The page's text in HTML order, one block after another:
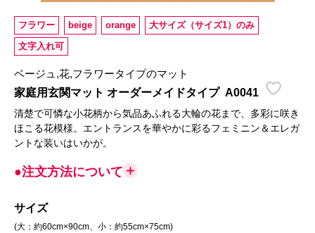
フラワー beige orange
大サイズ（サイズ1）のみ
文字入れ可
ベージュ,花,フラワータイプのマット
家庭用玄関マット オーダーメイドタイプ A0041
清楚で可憐な小花柄から気品あふれる大輪の花まで、多彩に咲き
ほこる花模様。エントランスを華やかに彩るフェミニン＆エレガ
ントな装いはいかが。
●注文方法について
サイズ
(大：約60cm×90cm、小：約55cm×75cm)